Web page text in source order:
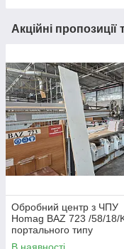
Акційні пропозиції
Обробний центр з ЧПУ
Homag BAZ 723 /58/18/
портального типу
В наявності